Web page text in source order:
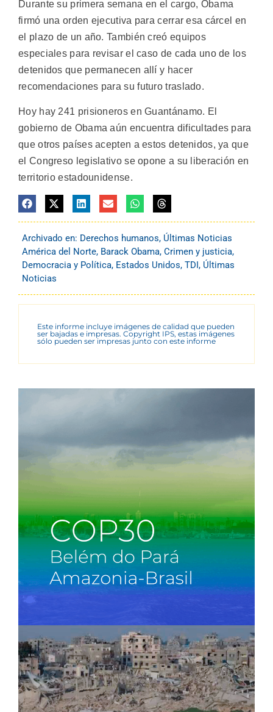
Durante su primera semana en el cargo, Obama
firmó una orden ejecutiva para cerrar esa cárcel en
el plazo de un año. También creó equipos
especiales para revisar el caso de cada uno de los
detenidos que permanecen allí y hacer
recomendaciones para su futuro traslado.
Hoy hay 241 prisioneros en Guantánamo. El
gobierno de Obama aún encuentra dificultades para
que otros países acepten a estos detenidos, ya que
el Congreso legislativo se opone a su liberación en
territorio estadounidense.
Archivado en: Derechos humanos, Últimas Noticias
América del Norte, Barack Obama, Crimen y justicia,
Democracia y Política, Estados Unidos, TDI, Últimas
Noticias
Este informe incluye imágenes de calidad que pueden
ser bajadas e impresas. Copyright IPS, estas imágenes
sólo pueden ser impresas junto con este informe